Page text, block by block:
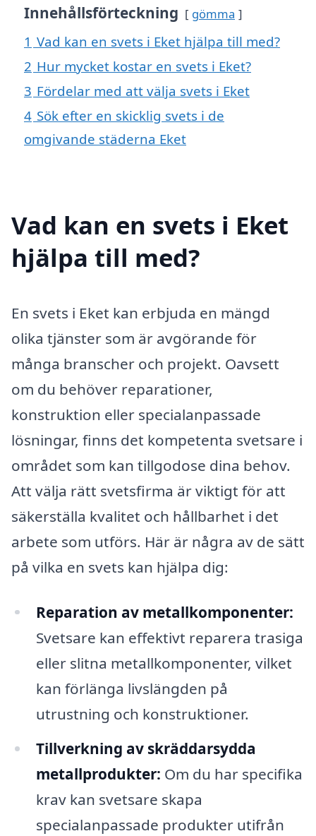
Innehållsförteckning gömma
1 Vad kan en svets i Eket hjälpa till med?
2 Hur mycket kostar en svets i Eket?
3 Fördelar med att välja svets i Eket
4 Sök efter en skicklig svets i de
omgivande städerna Eket
Vad kan en svets i Eket
hjälpa till med?
En svets i Eket kan erbjuda en mängd
olika tjänster som är avgörande för
många branscher och projekt. Oavsett
om du behöver reparationer,
konstruktion eller specialanpassade
lösningar, finns det kompetenta svetsare i
området som kan tillgodose dina behov.
Att välja rätt svetsfirma är viktigt för att
säkerställa kvalitet och hållbarhet i det
arbete som utförs. Här är några av de sätt
på vilka en svets kan hjälpa dig:
Reparation av metallkomponenter:
Svetsare kan effektivt reparera trasiga
eller slitna metallkomponenter, vilket
kan förlänga livslängden på
utrustning och konstruktioner.
Tillverkning av skräddarsydda
metallprodukter: Om du har specifika
krav kan svetsare skapa
specialanpassade produkter utifrån